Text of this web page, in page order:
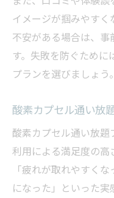
イメージが掴みやす
不安がある場合は、
す。失敗を防ぐため
プランを選びましょう。
酸素カプセル通い放
酸素カプセル通い放
利用による満足度の高
「疲れが取れやすく
になった」といった